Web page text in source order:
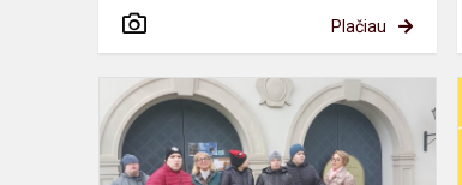
Plačiau